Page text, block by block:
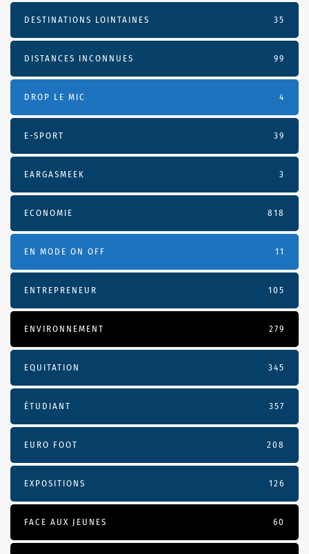
DESTINATIONS LOINTAINES 35
DISTANCES INCONNUES 99
DROP LE MIC 4
E-SPORT 39
EARGASMEEK 3
ECONOMIE 818
EN MODE ON OFF 11
ENTREPRENEUR 105
ENVIRONNEMENT 279
EQUITATION 345
ÉTUDIANT 357
EURO FOOT 208
EXPOSITIONS 126
FACE AUX JEUNES 60